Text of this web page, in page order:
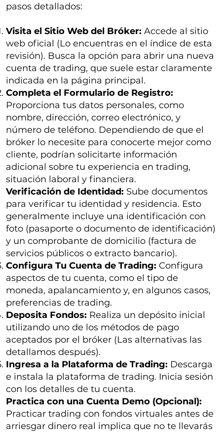
pasos detallados:
Visita el Sitio Web del Bróker: Accede al sitio
web oficial (Lo encuentras en el índice de esta
revisión). Busca la opción para abrir una nueva
cuenta de trading, que suele estar claramente
indicada en la página principal.
Completa el Formulario de Registro:
Proporciona tus datos personales, como
nombre, dirección, correo electrónico, y
número de teléfono. Dependiendo de que el
bróker lo necesite para conocerte mejor como
cliente, podrían solicitarte información
adicional sobre tu experiencia en trading,
situación laboral y financiera.
Verificación de Identidad: Sube documentos
para verificar tu identidad y residencia. Esto
generalmente incluye una identificación con
foto (pasaporte o documento de identificación)
y un comprobante de domicilio (factura de
servicios públicos o extracto bancario).
Configura Tu Cuenta de Trading: Configura
aspectos de tu cuenta, como el tipo de
moneda, apalancamiento y, en algunos casos,
preferencias de trading.
Deposita Fondos: Realiza un depósito inicial
utilizando uno de los métodos de pago
aceptados por el bróker (Las alternativas las
detallamos después).
Ingresa a la Plataforma de Trading: Descarga
e instala la plataforma de trading. Inicia sesión
con los detalles de tu cuenta.
Practica con una Cuenta Demo (Opcional):
Practicar trading con fondos virtuales antes de
arriesgar dinero real implica que no te llevarás